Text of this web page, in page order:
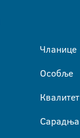
Чланице
Особље
Квалитет
Сарадња